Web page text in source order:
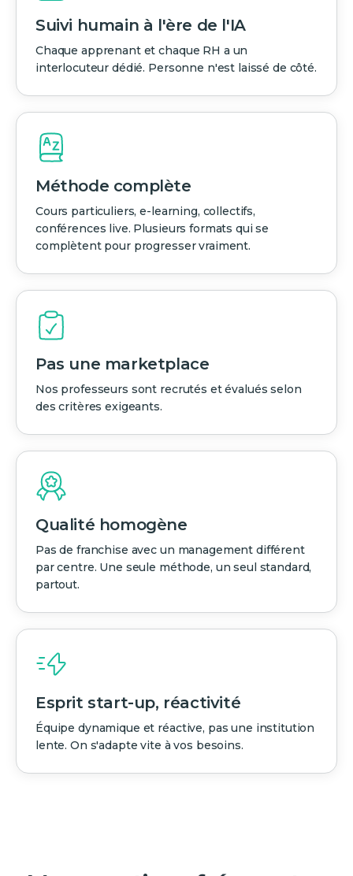
Suivi humain à l'ère de l'IA
Chaque apprenant et chaque RH a un
interlocuteur dédié. Personne n'est laissé de côté.
Méthode complète
Cours particuliers, e-learning, collectifs,
conférences live. Plusieurs formats qui se
complètent pour progresser vraiment.
Pas une marketplace
Nos professeurs sont recrutés et évalués selon
des critères exigeants.
Qualité homogène
Pas de franchise avec un management différent
par centre. Une seule méthode, un seul standard,
partout.
Esprit start-up, réactivité
Équipe dynamique et réactive, pas une institution
lente. On s'adapte vite à vos besoins.